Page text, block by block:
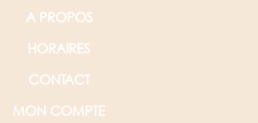
A PROPOS
HORAIRES
CONTACT
MON COMPTE